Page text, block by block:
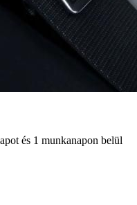
és 1 munkanapon belül